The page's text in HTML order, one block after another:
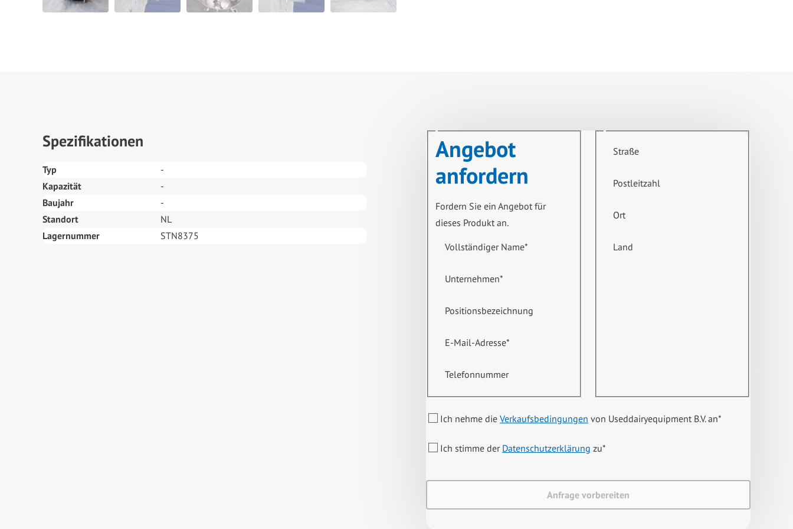
Spezifikationen
Typ
-
Kapazität
-
Baujahr
-
Standort
NL
Lagernummer
STN8375
Angebot
anfordern
Fordern Sie ein Angebot für
dieses Produkt an.
Vollständiger Name*
Unternehmen*
Positionsbezeichnung
E-Mail-Adresse*
Telefonnummer
Straße
Postleitzahl
Ort
Land
Ich nehme dieVerkaufsbedingungen von Useddairyequipment B.V. an*
Ich stimme der Datenschutzerklärung zu*
Anfrage vorbereiten